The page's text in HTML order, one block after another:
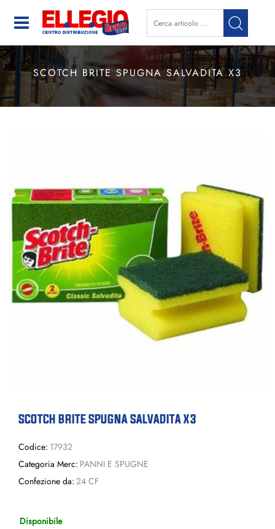
Open
SCOTCH BRITE SPUGNA SALVADITA X3
SCOTCH BRITE SPUGNA SALVADITA X3
Codice: 17932
Categoria Merc: PANNI E SPUGNE
Confezione da: 24 CF
Disponibile